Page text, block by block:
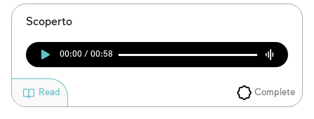
Scoperto
00:00 / 00:58
Complete
Read